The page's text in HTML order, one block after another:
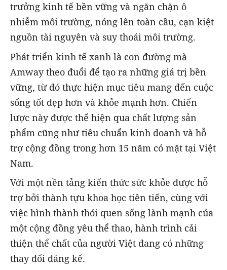
trưởng kinh tế bền vững và ngăn chặn ô
nhiễm môi trường, nóng lên toàn cầu, cạn kiệt
nguồn tài nguyên và suy thoái môi trường.
Phát triển kinh tế xanh là con đường mà
Amway theo đuổi để tạo ra những giá trị bền
vững, từ đó thực hiện mục tiêu mang đến cuộc
sống tốt đẹp hơn và khỏe mạnh hơn. Chiến
lược này được thể hiện qua chất lượng sản
phẩm cũng như tiêu chuẩn kinh doanh và hỗ
trợ cộng đồng trong hơn 15 năm có mặt tại Việt
Nam.
Với một nền tảng kiến thức sức khỏe được hỗ
trợ bởi thành tựu khoa học tiên tiến, cùng với
việc hình thành thói quen sống lành mạnh của
một cộng đồng yêu thể thao, hành trình cải
thiện thể chất của người Việt đang có những
thay đổi đáng kể.